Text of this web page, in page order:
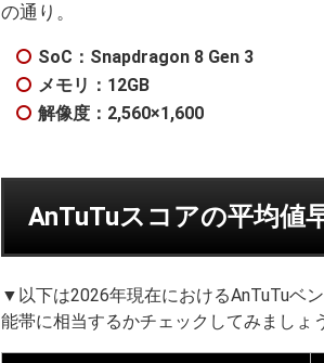
の通り。
SoC：Snapdragon 8 Gen 3
メモリ：12GB
解像度：2,560×1,600
AnTuTuスコアの平均値
▼以下は2026年現在におけるAnTuTuベ
能帯に相当するかチェックしてみましょ